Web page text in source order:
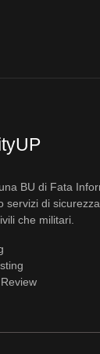
BU di Fata
servizi di
che militari.